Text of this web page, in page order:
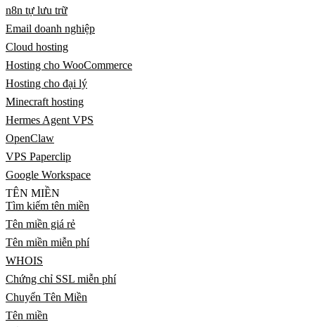
n8n tự lưu trữ
Email doanh nghiệp
Cloud hosting
Hosting cho WooCommerce
Hosting cho đại lý
Minecraft hosting
Hermes Agent VPS
OpenClaw
VPS Paperclip
Google Workspace
TÊN MIỀN
Tìm kiếm tên miền
Tên miền giá rẻ
Tên miền miễn phí
WHOIS
Chứng chỉ SSL miễn phí
Chuyển Tên Miền
Tên miền